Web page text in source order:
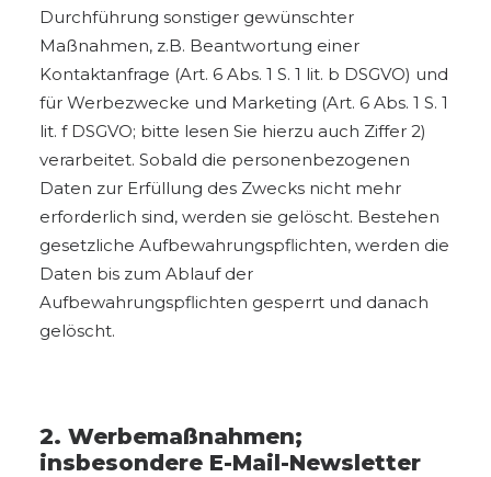
Durchführung sonstiger gewünschter
Maßnahmen, z.B. Beantwortung einer
Kontaktanfrage (Art. 6 Abs. 1 S. 1 lit. b DSGVO) und
für Werbezwecke und Marketing (Art. 6 Abs. 1 S. 1
lit. f DSGVO; bitte lesen Sie hierzu auch Ziffer 2)
verarbeitet. Sobald die personenbezogenen
Daten zur Erfüllung des Zwecks nicht mehr
erforderlich sind, werden sie gelöscht. Bestehen
gesetzliche Aufbewahrungspflichten, werden die
Daten bis zum Ablauf der
Aufbewahrungspflichten gesperrt und danach
gelöscht.
2. Werbemaßnahmen;
insbesondere E-Mail-Newsletter